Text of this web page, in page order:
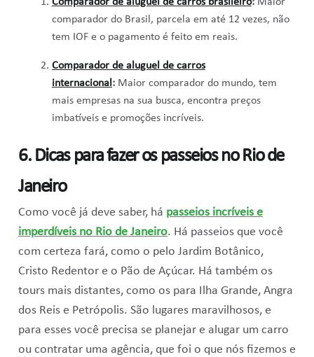
Comparador de aluguel de carros brasileiro:Maior
comparador do Brasil, parcela em até 12 vezes, não
tem IOF e o pagamento é feito em reais.
Comparador de aluguel de carros
internacional: Maior comparador do mundo, tem
mais empresas na sua busca, encontra preços
imbatíveis e promoções incríveis.
6. Dicas para fazer os passeios no Rio de
Janeiro
Como você já deve saber, há passeios incríveis e
imperdíveis no Rio de Janeiro. Há passeios que você
com certeza fará, como o pelo Jardim Botânico,
Cristo Redentor e o Pão de Açúcar. Há também os
tours mais distantes, como os para Ilha Grande, Angra
dos Reis e Petrópolis. São lugares maravilhosos, e
para esses você precisa se planejar e alugar um carro
ou contratar uma agência, que foi o que nós fizemos e